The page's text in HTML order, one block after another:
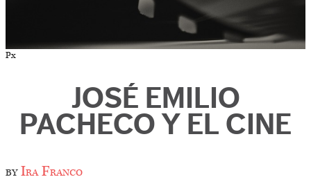
Px
JOSÉ EMILIO
PACHECO Y EL CINE
byIra Franco